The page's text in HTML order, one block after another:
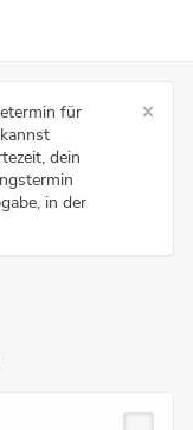
für
dein
in der